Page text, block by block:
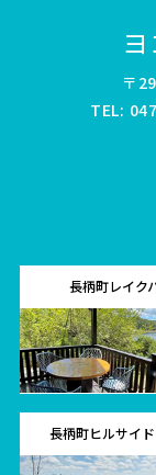
〒
TEL:
長柄町レイク
長柄町ヒルサイ